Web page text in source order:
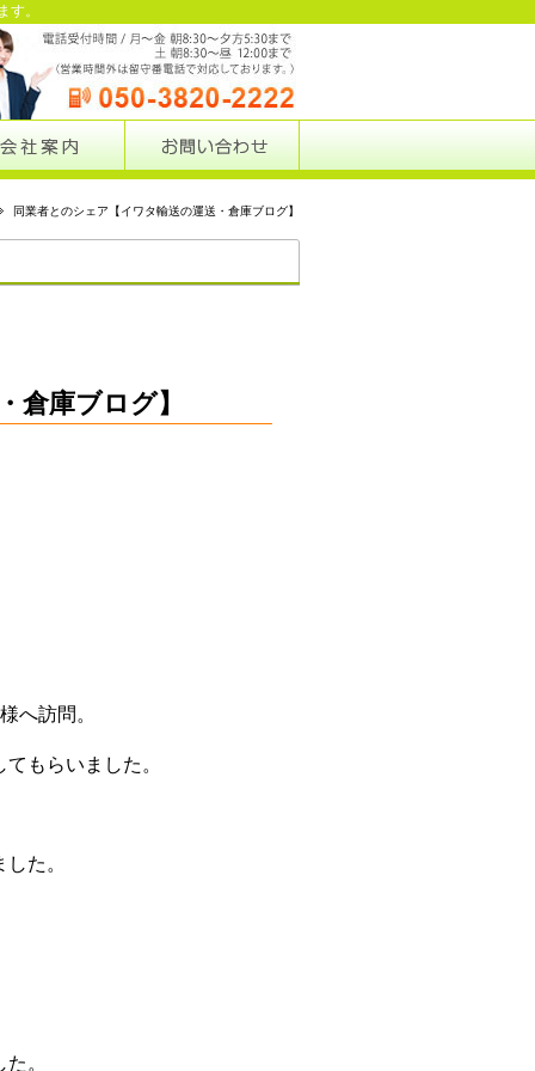
。
同業者とのシェア【イワタ輸送の運送・倉庫ブログ】
倉庫ブログ】
へ訪問。
もらいました。
た。
。